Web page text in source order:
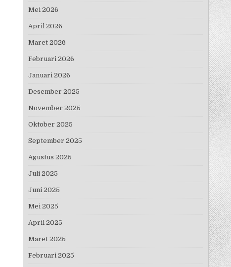
Mei 2026
April 2026
Maret 2026
Februari 2026
Januari 2026
Desember 2025
November 2025
Oktober 2025
September 2025
Agustus 2025
Juli 2025
Juni 2025
Mei 2025
April 2025
Maret 2025
Februari 2025